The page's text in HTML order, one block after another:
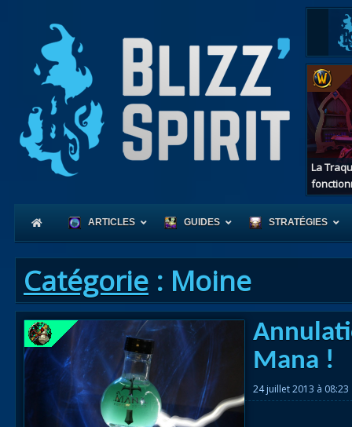
La
ARTICLES GUIDES
Coeur
Races
alliées
STRATÉGIES
Catégorie : Moine
Mana !
24 juillet 2013 à 08:23